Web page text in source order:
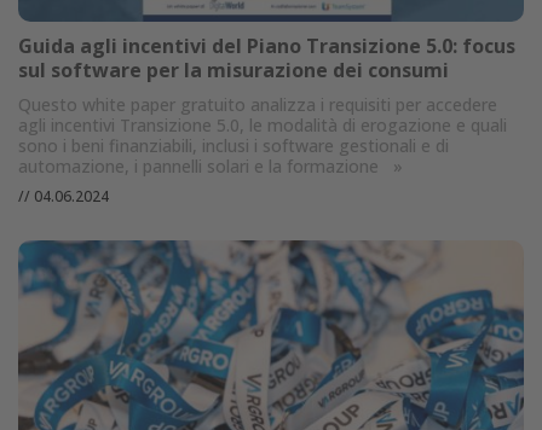
Guida agli incentivi del Piano Transizione 5.0: focus
sul software per la misurazione dei consumi
Questo white paper gratuito analizza i requisiti per accedere
agli incentivi Transizione 5.0, le modalità di erogazione e quali
sono i beni finanziabili, inclusi i software gestionali e di
automazione, i pannelli solari e la formazione
»
// 04.06.2024